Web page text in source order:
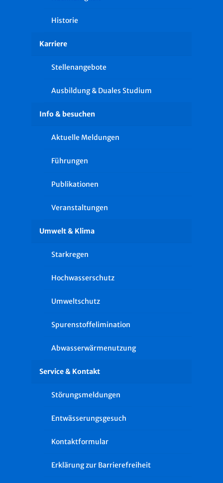
Historie
Karriere
Stellenangebote
Ausbildung & Duales Studium
Info & besuchen
Aktuelle Meldungen
Führungen
Publikationen
Veranstaltungen
Umwelt & Klima
Starkregen
Hochwasserschutz
Umweltschutz
Spurenstoffelimination
Abwasserwärmenutzung
Service & Kontakt
Störungsmeldungen
Entwässerungsgesuch
Kontaktformular
Erklärung zur Barrierefreiheit